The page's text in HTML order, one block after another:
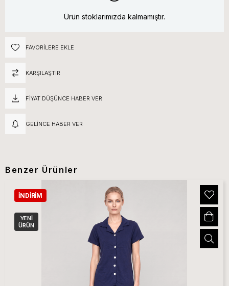
Ürün stoklarımızda kalmamıştır.
FAVORILERE EKLE
KARŞILAŞTIR
FIYAT DÜŞÜNCE HABER VER
GELINCE HABER VER
Benzer Ürünler
İNDIRIM
YENI
ÜRÜN